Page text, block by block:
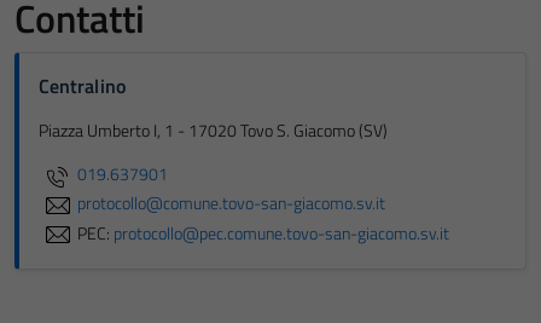
Contatti
Centralino
Piazza Umberto I, 1 - 17020 Tovo S. Giacomo (SV)
019.637901
protocollo@comune.tovo-san-giacomo.sv.it
PEC: protocollo@pec.comune.tovo-san-giacomo.sv.it